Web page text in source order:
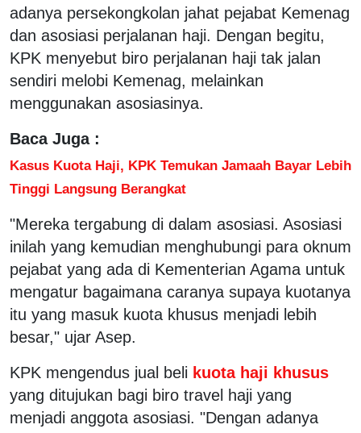
adanya persekongkolan jahat pejabat Kemenag
dan asosiasi perjalanan haji. Dengan begitu,
KPK menyebut biro perjalanan haji tak jalan
sendiri melobi Kemenag, melainkan
menggunakan asosiasinya.
Baca Juga :
Kasus Kuota Haji, KPK Temukan Jamaah Bayar Lebih
Tinggi Langsung Berangkat
"Mereka tergabung di dalam asosiasi. Asosiasi
inilah yang kemudian menghubungi para oknum
pejabat yang ada di Kementerian Agama untuk
mengatur bagaimana caranya supaya kuotanya
itu yang masuk kuota khusus menjadi lebih
besar," ujar Asep.
KPK mengendus jual beli kuota haji khusus
yang ditujukan bagi biro travel haji yang
menjadi anggota asosiasi. "Dengan adanya